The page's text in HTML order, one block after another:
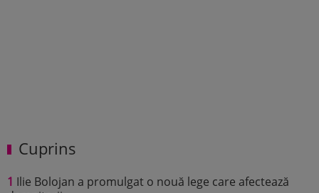
Cuprins
1 Ilie Bolojan a promulgat o nouă lege care afectează